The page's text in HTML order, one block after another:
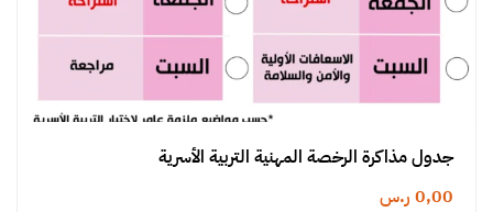
جدول مذاكرة الرخصة المهنية التربية الأسرية
0,00 ر.س